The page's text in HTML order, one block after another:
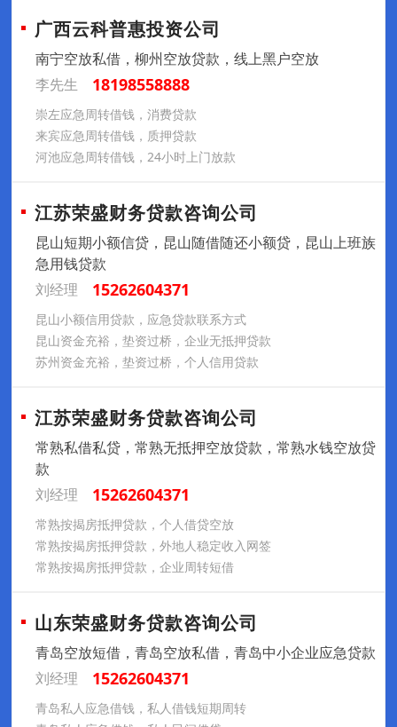
广西云科普惠投资公司
南宁空放私借，柳州空放贷款，线上黑户空放
李先生
18198558888
崇左应急周转借钱，消费贷款
来宾应急周转借钱，质押贷款
河池应急周转借钱，24小时上门放款
江苏荣盛财务贷款咨询公司
昆山短期小额信贷，昆山随借随还小额贷，昆山上班族
急用钱贷款
刘经理
15262604371
昆山小额信用贷款，应急贷款联系方式
昆山资金充裕，垫资过桥，企业无抵押贷款
苏州资金充裕，垫资过桥，个人信用贷款
江苏荣盛财务贷款咨询公司
常熟私借私贷，常熟无抵押空放贷款，常熟水钱空放贷
款
刘经理
15262604371
常熟按揭房抵押贷款，个人借贷空放
常熟按揭房抵押贷款，外地人稳定收入网签
常熟按揭房抵押贷款，企业周转短借
山东荣盛财务贷款咨询公司
青岛空放短借，青岛空放私借，青岛中小企业应急贷款
刘经理
15262604371
青岛私人应急借钱，私人借钱短期周转